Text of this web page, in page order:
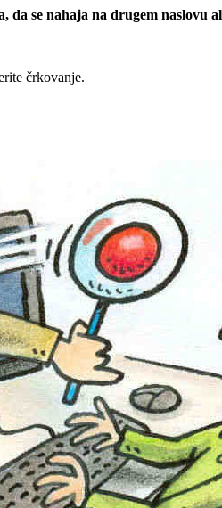
se nahaja na drugem naslovu
črkovanje.